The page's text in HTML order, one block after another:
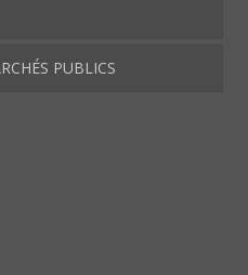
PUBLICS